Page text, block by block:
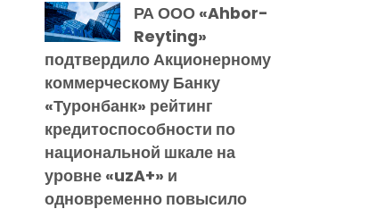
РА ООО «Ahbor-
Reyting»
подтвердило Акционерному
коммерческому Банку
«Туронбанк» рейтинг
кредитоспособности по
национальной шкале на
уровне «uzA+» и
одновременно повысило